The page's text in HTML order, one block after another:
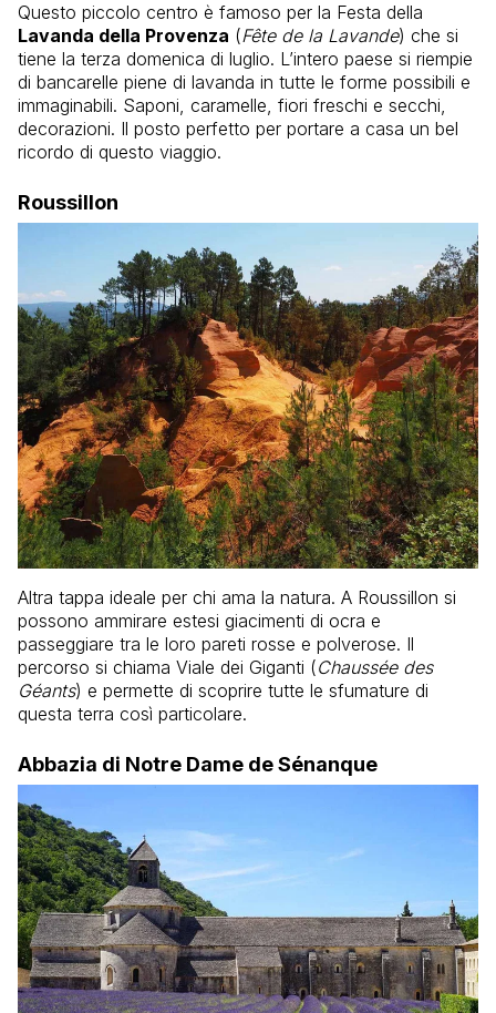
Questo piccolo centro è famoso per la Festa della
Lavanda della Provenza (Fête de la Lavande) che si
tiene la terza domenica di luglio. L’intero paese si riempie
di bancarelle piene di lavanda in tutte le forme possibili e
immaginabili. Saponi, caramelle, fiori freschi e secchi,
decorazioni. Il posto perfetto per portare a casa un bel
ricordo di questo viaggio.
Roussillon
Altra tappa ideale per chi ama la natura. A Roussillon si
possono ammirare estesi giacimenti di ocra e
passeggiare tra le loro pareti rosse e polverose. Il
percorso si chiama Viale dei Giganti (Chaussée des
Géants) e permette di scoprire tutte le sfumature di
questa terra così particolare.
Abbazia di Notre Dame de Sénanque